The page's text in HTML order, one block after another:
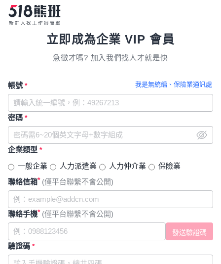
立即成為企業 VIP 會員
急徵才嗎? 加入我們找人才就是快
我是無統編、保險業通訊處
帳號 *
密碼 *
企業類型 *
一般企業 人力派遣業 人力仲介業
保險業
聯絡信箱* (僅平台聯繫不會公開)
聯絡手機* (僅平台聯繫不會公開)
驗證碼 *